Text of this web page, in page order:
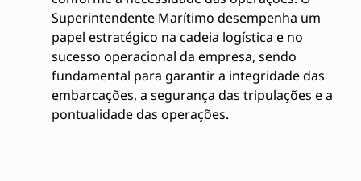
Superintendente Marítimo desempenha um
papel estratégico na cadeia logística e no
sucesso operacional da empresa, sendo
fundamental para garantir a integridade das
embarcações, a segurança das tripulações e a
pontualidade das operações.